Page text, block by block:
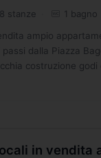
8 stanze 1 bagno
ampio
dalla Piazza
costruzione godi
in vendita